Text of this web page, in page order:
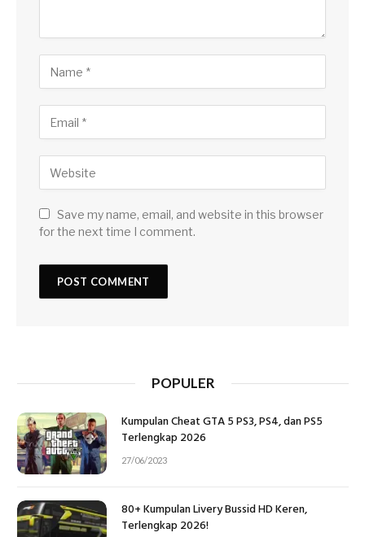
Save my name, email, and website in this browser
for the next time I comment.
POPULER
Kumpulan Cheat GTA 5 PS3, PS4, dan PS5
Terlengkap 2026
27/06/2023
80+ Kumpulan Livery Bussid HD Keren,
Terlengkap 2026!